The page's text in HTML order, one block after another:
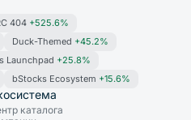
404 +525.6%
Duck-Themed +45.2%
Launchpad +25.8%
bStocks Ecosystem +15.6%
каталога